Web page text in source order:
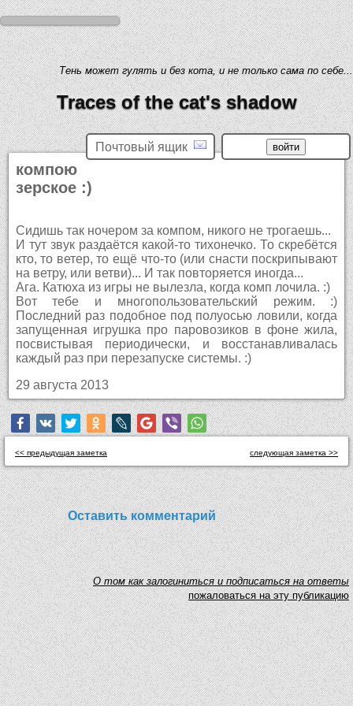
Тень может гулять и без кота, и не только сама по себе...
Traces of the cat's shadow
Почтовый ящик
компою
зерское :)
Сидишь так ночером за компом, никого не трогаешь...
И тут звук раздаётся какой-то тихонечко. То скребётся
кто, то ветер, то ещё что-то (или снасти поскрипывают
на ветру, или ветви)... И так повторяется иногда...
Ага. Катюха из игры не вылезла, когда комп лочила. :)
Вот тебе и многопользовательский режим. :)
Последний раз подобное под полуосью ловили, когда
запущенная игрушка про паровозиков в фоне жила,
посвистывая периодически, и восстанавливалась
каждый раз при перезапуске системы. :)
29 августа 2013
<< предыдущая заметка следующая заметка >>
Оставить комментарий
O том как залогиниться и подписаться на ответы
пожаловаться на эту публикацию